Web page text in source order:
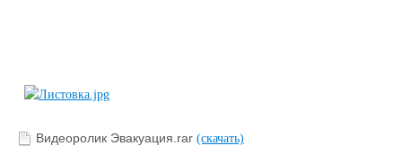
Видеоролик Эвакуация.rar (скачать)